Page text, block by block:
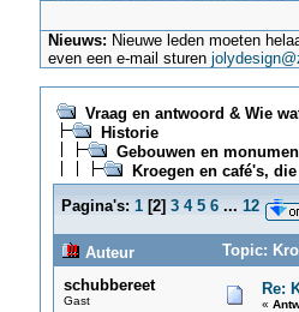
Nieuws: Nieuwe leden moeten
even een e-mail sturen
Vraag en antwoord & Wie
Historie
Gebouwen en
Kroegen en café's,
Pagina's: 1[2] 3 4 5 6 ... 12
Auteur
Topic:
schubbereet
Gast
Re:
«